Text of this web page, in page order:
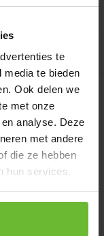
te
te bieden
Ook delen we
met onze
analyse. Deze
met andere
die ze hebben
hun services.
gram
dezelfde dag